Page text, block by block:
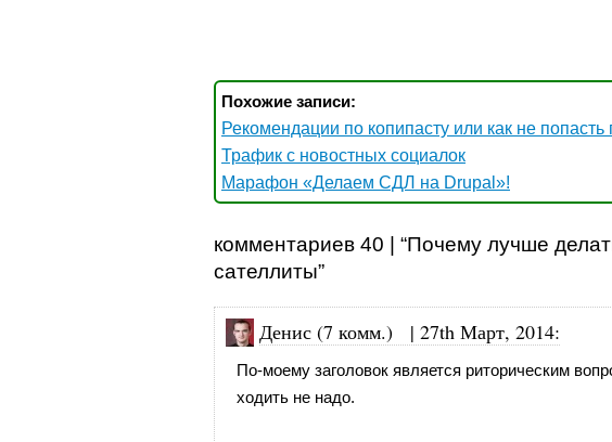
Похожие записи:
Рекомендации по копипасту или как не
Трафик с новостных социалок
Марафон «Делаем СДЛ на Drupal»!
комментариев 40 | “Почему лучше
сателлиты”
Денис (7 комм.) | 27th Март, 2014:
По-моему заголовок является риторическим
ходить не надо.